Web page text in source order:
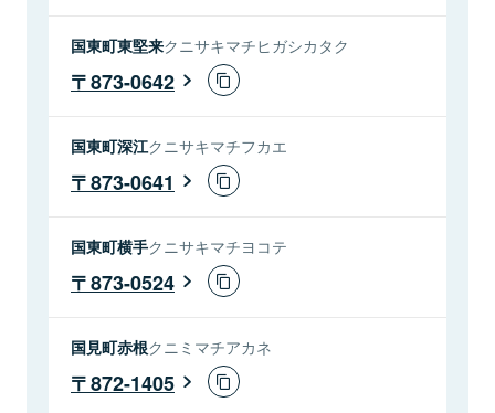
国東町東堅来クニサキマチヒガシカタク
873-0642
国東町深江クニサキマチフカエ
873-0641
国東町横手クニサキマチヨコテ
873-0524
国見町赤根クニミマチアカネ
872-1405